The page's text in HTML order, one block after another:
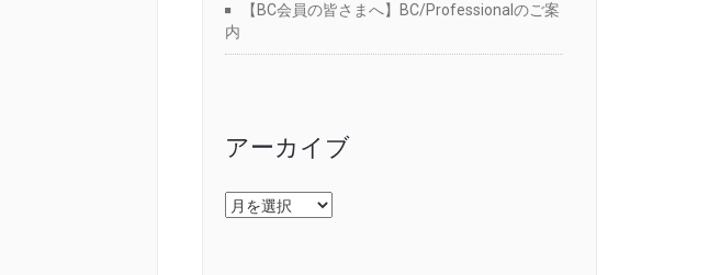
【BC会員の皆さまへ】BC/Professionalのご案
内
アーカイブ
ア
ー